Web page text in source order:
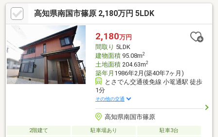
具 クローゼット・床、クロス全面張替 外壁塗装 カップボー
ド 外構工事 畳・襖張替等
高知県南国市篠原 2,180万円 5LDK
2,180万円
間取り 5LDK
建物面積95.08m2
土地面積204.63m2
築年月 1986年2月(築40年7ヶ月)
とさでん交通後免線 小篭通駅 徒歩
1分
その他の交通
高知県南国市篠原
2階建て 駐車場あり 駐車3台